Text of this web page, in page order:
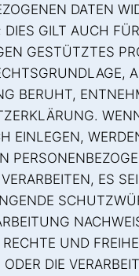
DATEN
DIES GILT AUCH
GESTÜTZTES
BERUHT,
EINLEGEN,
ES
UND
ODER DIE